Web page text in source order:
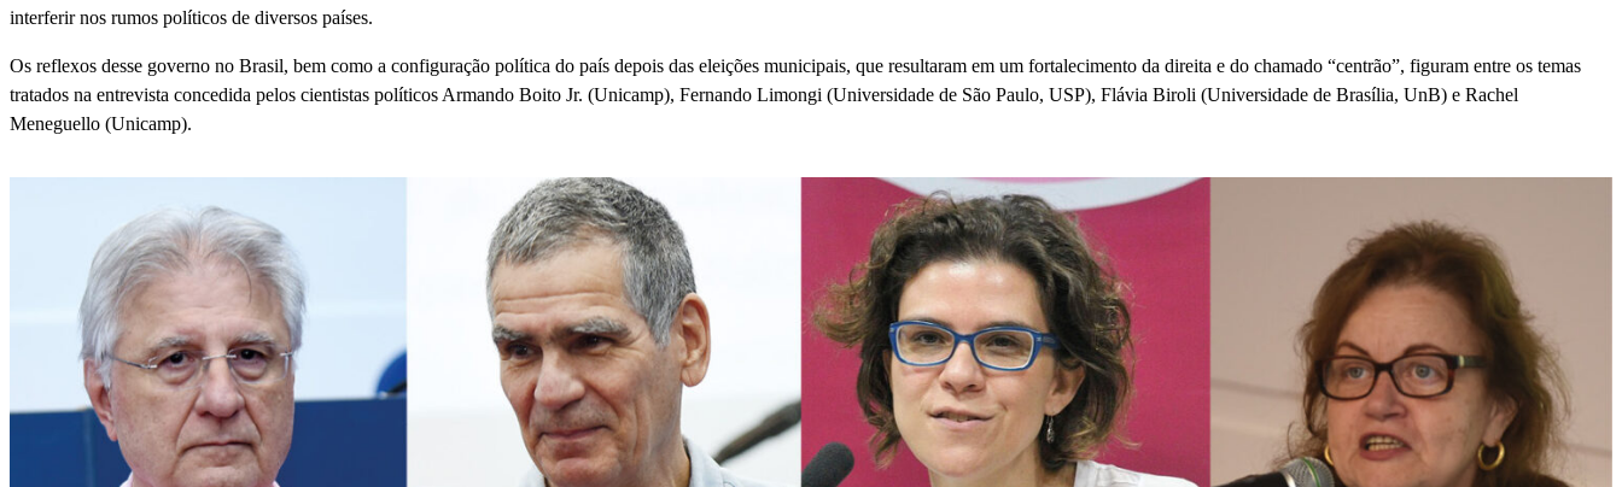
interferir nos rumos políticos de diversos países.
Os reflexos desse governo no Brasil, bem como a configuração política do país depois das eleições municipais, que resultaram em um fortalecimento da direita e do chamado “centrão”, figuram entre os temas
tratados na entrevista concedida pelos cientistas políticos Armando Boito Jr. (Unicamp), Fernando Limongi (Universidade de São Paulo, USP), Flávia Biroli (Universidade de Brasília, UnB) e Rachel
Meneguello (Unicamp).